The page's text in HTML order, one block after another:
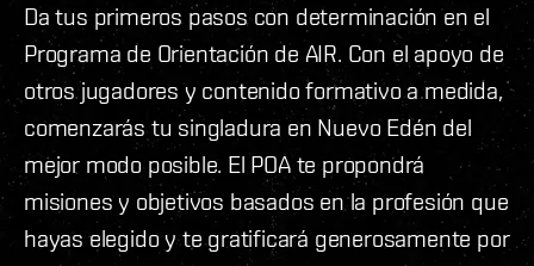
Da tus primeros pasos con determinación en el
Programa de Orientación de AIR. Con el apoyo de
otros jugadores y contenido formativo a medida,
comenzarás tu singladura en Nuevo Edén del
mejor modo posible. El POA te propondrá
misiones y objetivos basados en la profesión que
hayas elegido y te gratificará generosamente por